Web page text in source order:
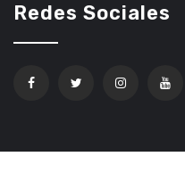
Redes Sociales